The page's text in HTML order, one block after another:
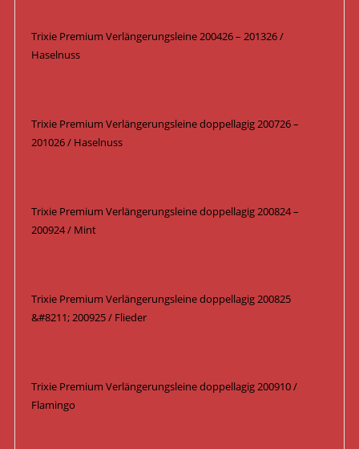
Trixie Premium Verlängerungsleine 200426 – 201326 /
Haselnuss
Trixie Premium Verlängerungsleine doppellagig 200726 –
201026 / Haselnuss
Trixie Premium Verlängerungsleine doppellagig 200824 –
200924 / Mint
Trixie Premium Verlängerungsleine doppellagig 200825
&#8211; 200925 / Flieder
Trixie Premium Verlängerungsleine doppellagig 200910 /
Flamingo